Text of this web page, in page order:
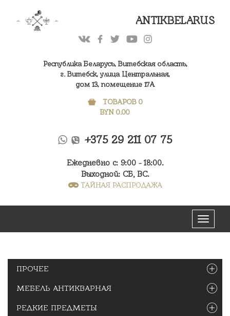
Республика Беларусь, Витебская область,
г. Витебск, улица Центральная,
дом 13, помещение 17А
ANTIKBELARUS
ТОВАРОВ 0
BYN 0.00
+375 29 211 07 75
Ежедневно с: 9:00 - 18:00.
Выходной: СБ, ВС.
ТАЙНАЯ РАСПРОДАЖА
Меню
ПРОЧЕЕ
МЕБЕЛЬ АНТИКВАРНАЯ
РЕДКИЕ ПРЕДМЕТЫ